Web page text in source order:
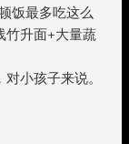
饭最多吃这么
竹升面+大量蔬
小孩子来说。